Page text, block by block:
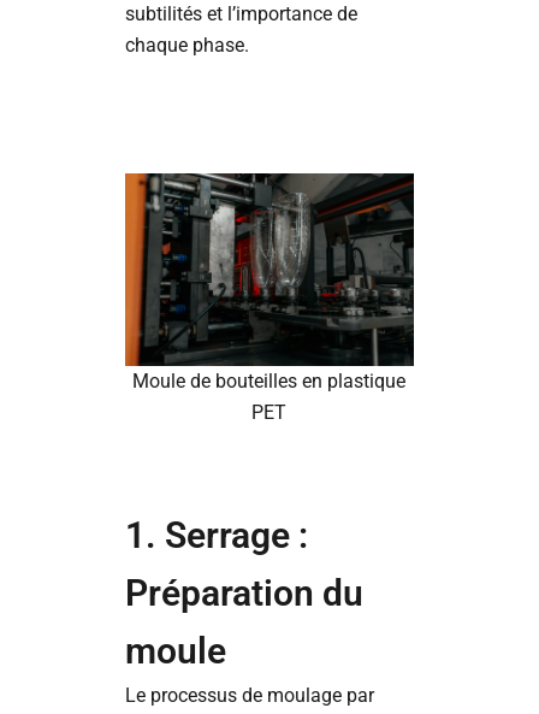
subtilités et l’importance de
chaque phase.
Moule de bouteilles en plastique
PET
1. Serrage :
Préparation du
moule
Le processus de moulage par